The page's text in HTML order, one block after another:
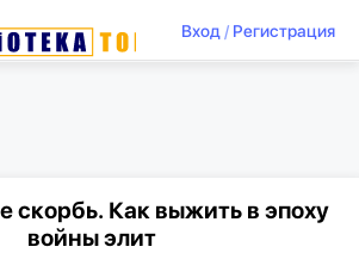
Вход/ Регистрация
Как выжить в эпоху
войны элит